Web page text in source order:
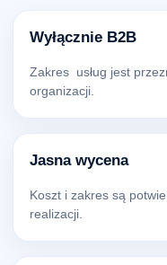
Wyłącznie B2B
Zakres usług jest
organizacji.
Jasna wycena
Koszt i zakres są
realizacji.